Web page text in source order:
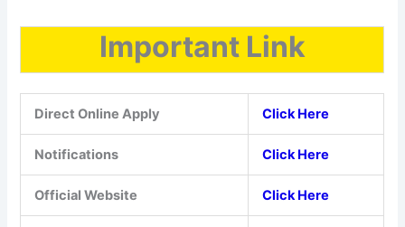
Important Link
Direct Online Apply Click Here
Notifications Click Here
Official Website Click Here